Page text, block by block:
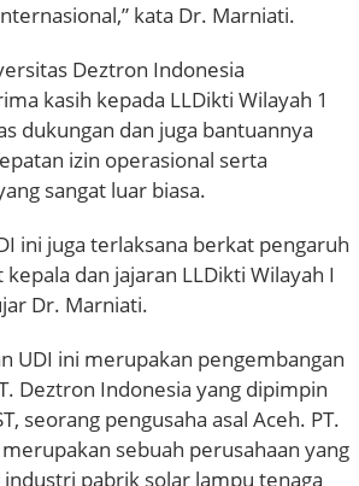
kata Dr. Marniati.
Deztron Indonesia
kasih kepada LLDikti Wilayah 1
dukungan dan juga bantuannya
izin operasional serta
sangat luar biasa.
ini juga terlaksana berkat pengaruh
dan jajaran LLDikti Wilayah I
Dr. Marniati.
UDI ini merupakan pengembangan
Deztron Indonesia yang dipimpin
seorang pengusaha asal Aceh. PT.
sebuah perusahaan yang
pabrik solar lampu tenaga